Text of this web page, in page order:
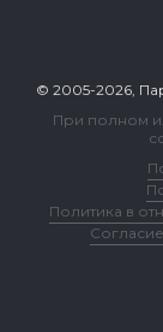
© 2005-2026,
При полном
Политика в